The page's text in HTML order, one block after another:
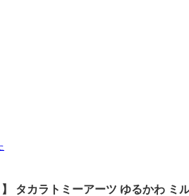
タカラトミーアーツ ゆるかわ ミ